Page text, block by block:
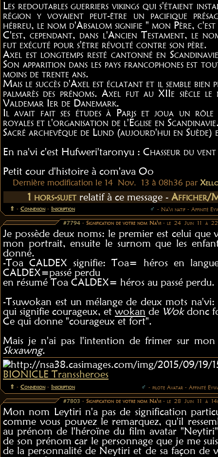
Les redoutables guerriers vikings qui s'étaient
région y voyaient peut-être un pacifique
hébreu, le nom d'Absalom signifie " mon Père,
C'est, cependant, dans l'Ancien Testament, le
fut exécuté pour s'être révolté contre son père.
Axel est longtemps resté cantonné en
Son apparition dans les pays francophones est
moins de trente ans.
Mais le succès d'Axel est éclatant et il semble
palmarès des prénoms. Axel fut au XIIe siècle
Valdemar Ier de Danemark.
Il avait fait ses études à Paris et joua un rôle
royales et l'organisation de l'Église en
Sacré archevêque de Lund (aujourd'hui en
En na'vi c'est Hufweri'taronyu : Chasseur du vent
Petit cour d'histoire à com'ava Oo
Dernière modification le 14 Nov. 13 à 08h36 par
1 hors-sujetrelatif à ce message - Afficher/
⇑ - Connexion - Inscription ♂ - Na'vi natif - Affinité
#7794 - Signification de votre nom Na'vi - le 24 Juin 11 à
Je possède deux noms: le premier est celui que
mon portrait, ensuite le surnom que les
donné.
-Toa CALDEX signifie: Toa= héros en
CALDEX=passé perdu
en résumé Toa CALDEX= héros au passé perdu.
-Tsuwokan est un mélange de deux mots na'vi:
qui signifie courageux, etwokan de Wokdonc
Ce qui donne "courageux et fort".
Mais je n'ai pas l'intention de frimer sur mon
Skxawng.
BIONICLE Transsheroes
⇑ - Connexion - Inscription ♂ - pilote Avatar - Affinité
#7803 - Signification de votre nom Na'vi - le 28 Juin 11 à
Mon nom Leytiri n'a pas de signification
comme vous pouvez le remarquez, qu'il
au prénom de l'héroïne du film avatar
de son prénom car le personnage que je me
de la personnalité de Neytiri et de sa façon de